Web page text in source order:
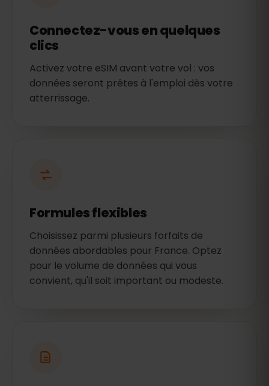
Connectez-vous en quelques
clics
Activez votre eSIM avant votre vol : vos
données seront prêtes à l'emploi dès votre
atterrissage.
Formules flexibles
Choisissez parmi plusieurs forfaits de
données abordables pour France. Optez
pour le volume de données qui vous
convient, qu'il soit important ou modeste.